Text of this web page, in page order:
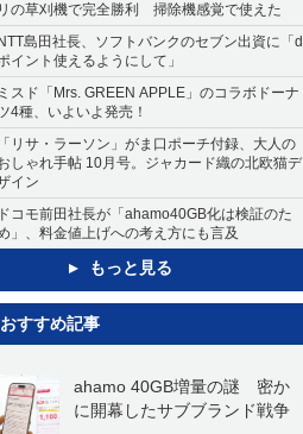
の草刈機で完全勝利 掃除機感覚で使えた
島田社長、ソフトバンクのセブン出資に「d
イント使えるようにして」
スド「Mrs. GREEN APPLE」のコラボドーナ
4種、いよいよ発売！
リサ・ラーソン」がま口ポーチ付録、大人の
しゃれ手帖 10月号。ジャカード織の北欧猫デ
イン
コモ前田社長が「ahamo40GB化は検証のた
」、料金値上げへの考え方にも言及
もっと見る
おすすめ記事
ahamo 40GB増量の謎 密か
に開幕したサブブランド戦争